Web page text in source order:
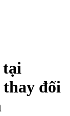
tại
thay đổi